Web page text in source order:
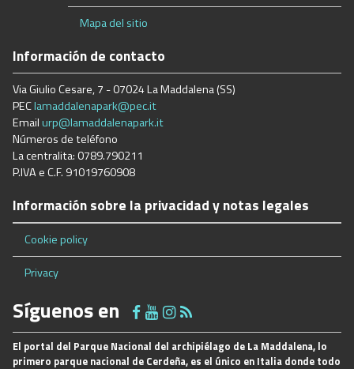
Mapa del sitio
Información de contacto
Via Giulio Cesare, 7 - 07024 La Maddalena (SS)
PEClamaddalenapark@pec.it
Emailurp@lamaddalenapark.it
Números de teléfono
La centralita: 0789.790211
P.IVA e C.F. 91019760908
Información sobre la privacidad y notas legales
Cookie policy
Privacy
Síguenos en
El portal del Parque Nacional del archipiélago de La Maddalena, lo
primero parque nacional de Cerdeña, es el único en Italia donde todo